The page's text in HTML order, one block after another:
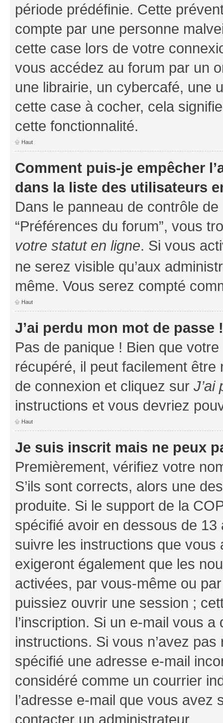
période prédéfinie. Cette
compte par une personne
cette case lors de votre
vous accédez au forum par un
une librairie, un cybercafé, une
cette case à cocher, cela
cette fonctionnalité.
Haut
Comment puis-je empêcher
dans la liste des utilisateurs
Dans le panneau de contrôle
“Préférences du forum”, vous
votre statut en ligne. Si vous
ne serez visible qu’aux
même. Vous serez compté
Haut
J’ai perdu mon mot de passe !
Pas de panique ! Bien que
récupéré, il peut facilement
de connexion et cliquez sur J’ai
instructions et vous devriez
Haut
Je suis inscrit mais ne peux
Premièrement, vérifiez votre
S’ils sont corrects, alors une
produite. Si le support de la
spécifié avoir en dessous de 13
suivre les instructions que
exigeront également que les
activées, par vous-même ou
puissiez ouvrir une session ;
l’inscription. Si un e-mail vous
instructions. Si vous n’avez
spécifié une adresse e-mail
considéré comme un courrier
l’adresse e-mail que vous
contacter un administrateur.